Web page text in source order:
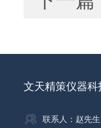
文天精策仪器科
联系人：赵先生